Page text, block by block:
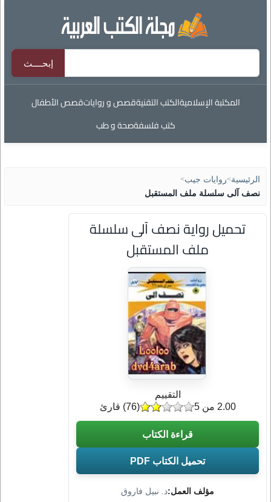
المكتبة الإسلاميةالكتب التقنيةقصص و رواياتقصص الأطفال
كتب فلسفةصحة و طب
الرئيسية>روايات جيب>
نصف آلى سلسلة ملف المستقبل
تحميل رواية نصف آلى سلسلة
ملف المستقبل
مؤلف العمل:د. نبيل فاروق
التقييم
(
76) قارئ 2.00 من 5
قراءة الكتاب
تحميل الكتاب PDF